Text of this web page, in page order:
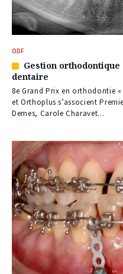
ODF
Article
réservé
à
nos
abonnés
Gestion
dentaire
8e Grand Prix en orthodontie
et Orthoplus s’associent
Demes, Carole Charavet...